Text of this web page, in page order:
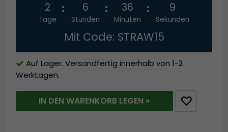
2
Tage
6
Stunden
36
Minuten
9
Sekunden
Mit Code: STRAW15
Auf Lager. Versandfertig innerhalb von 1-2
Werktagen.
IN DEN WARENKORB LEGEN »